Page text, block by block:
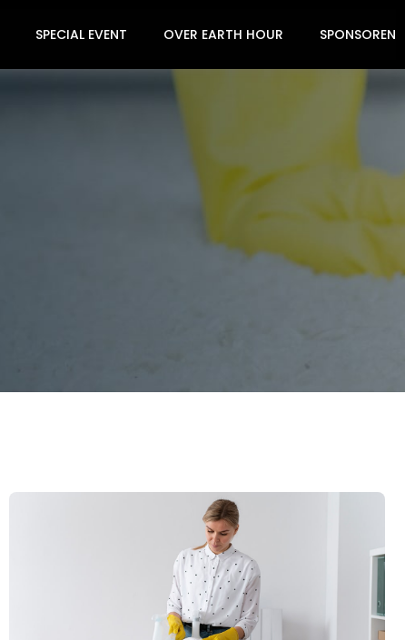
SPECIAL EVENT OVER EARTH HOUR SPONSOREN